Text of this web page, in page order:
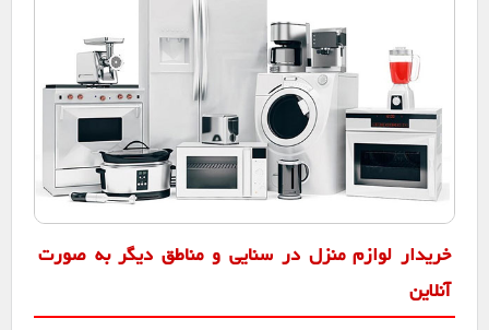
خریدار لوازم منزل در سنایی و مناطق دیگر به صورت
آنلاین